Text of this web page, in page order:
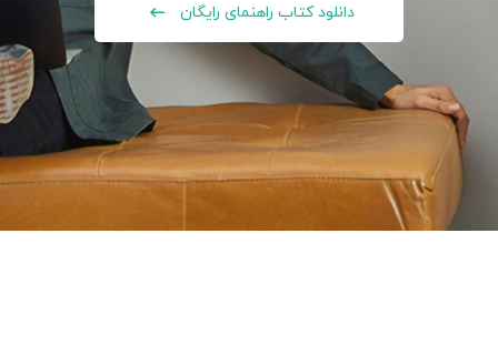
دانلود کتاب راهنمای رایگان